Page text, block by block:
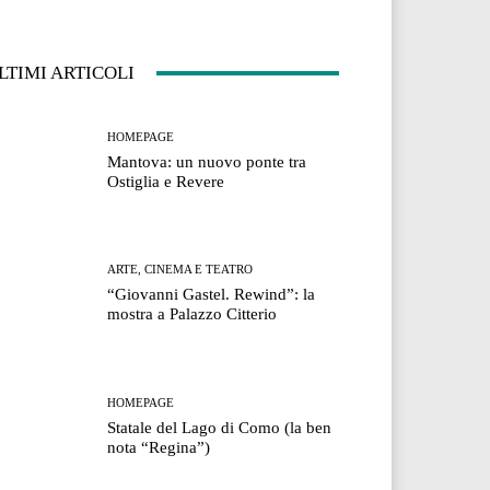
ARTICOLI
HOMEPAGE
Mantova: un nuovo ponte tra
Ostiglia e Revere
ARTE, CINEMA E TEATRO
“Giovanni Gastel. Rewind”: la
mostra a Palazzo Citterio
HOMEPAGE
Statale del Lago di Como (la ben
nota “Regina”)